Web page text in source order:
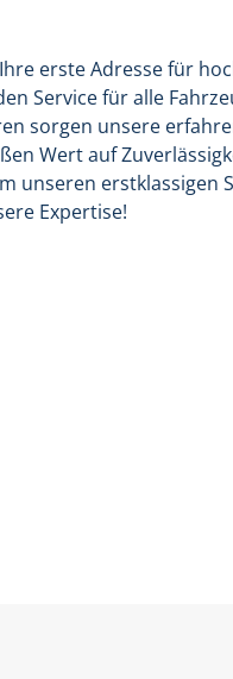
erste Adresse für
Service für alle
sorgen unsere
Wert auf
unseren erstklassigen
Expertise!